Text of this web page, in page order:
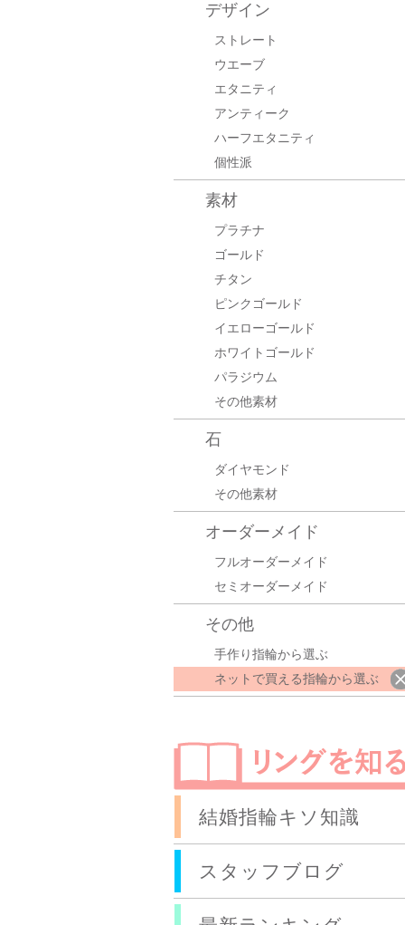
デザイン
ストレート
ウエーブ
エタニティ
アンティーク
ハーフエタニティ
個性派
素材
プラチナ
ゴールド
チタン
ピンクゴールド
イエローゴールド
ホワイトゴールド
パラジウム
その他素材
石
ダイヤモンド
その他素材
オーダーメイド
フルオーダーメイド
セミオーダーメイド
その他
手作り指輪から選ぶ
ネットで買える指輪から選ぶ
結婚指輪キソ知識
スタッフブログ